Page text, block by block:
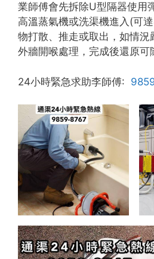
業師傅會先拆除U型隔器使用
高溫蒸氣機或洗渠機進入(可
物打散、推走或取出，如情況
外牆開喉處理，完成後還原可
24小時緊急求助李師傅: